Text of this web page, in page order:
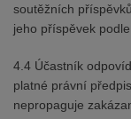
soutěžních
jeho příspěvek podle
4.4 Účastník
platné právní
nepropaguje